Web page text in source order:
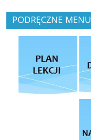
PODRĘCZNE MENU